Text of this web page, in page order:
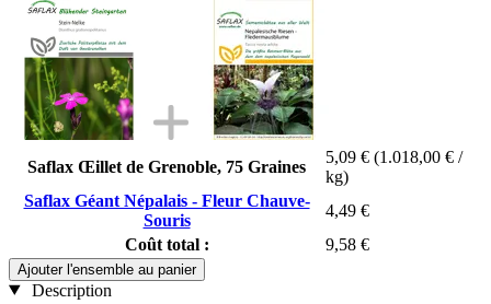
Saflax Œillet de Grenoble, 75 Graines
5,09 € (1.018,00 € /
kg)
Saflax Géant Népalais - Fleur Chauve-
Souris
4,49 €
Coût total :
9,58 €
Ajouter l'ensemble au panier
Description